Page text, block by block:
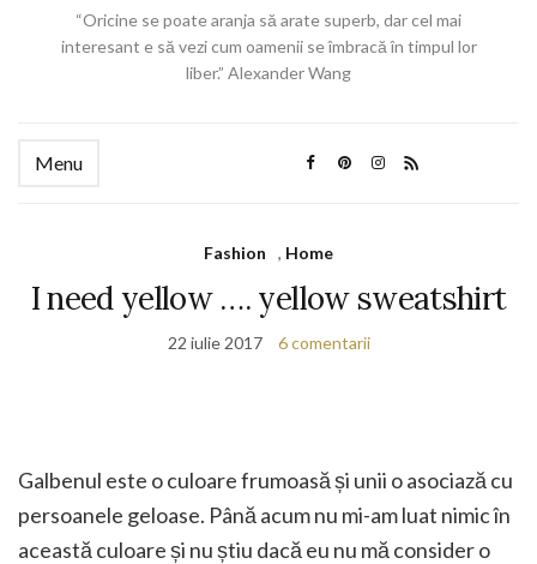
“Oricine se poate aranja să arate superb, dar cel mai
interesant e să vezi cum oamenii se îmbracă în timpul lor
liber.” Alexander Wang
Menu
Fashion , Home
I need yellow …. yellow sweatshirt
22 iulie 2017 6 comentarii
Galbenul este o culoare frumoasă și unii o asociază cu
persoanele geloase. Până acum nu mi-am luat nimic în
această culoare și nu știu dacă eu nu mă consider o